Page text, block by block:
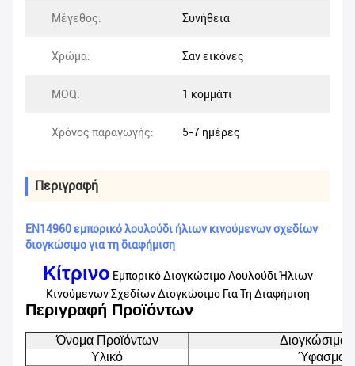
Μέγεθος: Συνήθεια
Χρώμα: Σαν εικόνες
MOQ: 1 κομμάτι
Χρόνος παραγωγής: 5-7 ημέρες
Περιγραφή
EN14960 εμπορικό λουλούδι ήλιων κινούμενων σχεδίων
διογκώσιμο για τη διαφήμιση
Κίτρινο Εμπορικό Διογκώσιμο Λουλούδι Ήλιων
Κινούμενων Σχεδίων Διογκώσιμο Για Τη Διαφήμιση
Περιγραφή Προϊόντων
Όνομα Προϊόντων
Διογκώσιμα
Υλικό
Ύφασμα